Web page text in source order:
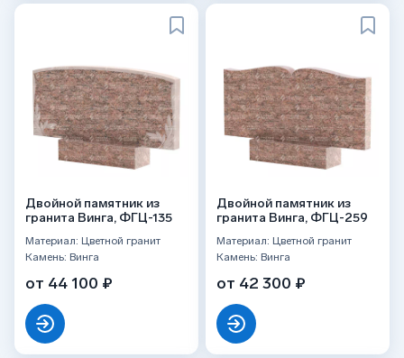
Двойной памятник из
гранита Винга, ФГЦ-135
Материал: Цветной гранит
Камень: Винга
от 44 100 ₽
Двойной памятник из
гранита Винга, ФГЦ-259
Материал: Цветной гранит
Камень: Винга
от 42 300 ₽